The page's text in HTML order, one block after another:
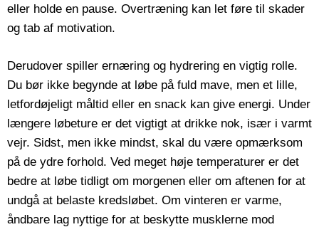
eller holde en pause. Overtræning kan let føre til skader
og tab af motivation.
Derudover spiller ernæring og hydrering en vigtig rolle.
Du bør ikke begynde at løbe på fuld mave, men et lille,
letfordøjeligt måltid eller en snack kan give energi. Under
længere løbeture er det vigtigt at drikke nok, især i varmt
vejr. Sidst, men ikke mindst, skal du være opmærksom
på de ydre forhold. Ved meget høje temperaturer er det
bedre at løbe tidligt om morgenen eller om aftenen for at
undgå at belaste kredsløbet. Om vinteren er varme,
åndbare lag nyttige for at beskytte musklerne mod